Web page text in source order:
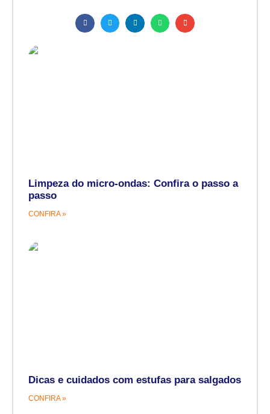
Limpeza do micro-ondas: Confira o passo a
passo
CONFIRA »
Dicas e cuidados com estufas para salgados
CONFIRA »